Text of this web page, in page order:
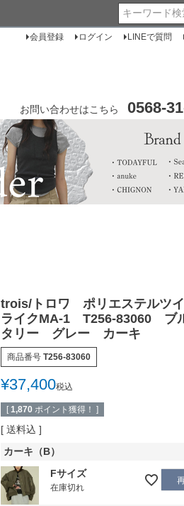
会員登録 ログイン LINEで質問
お問い合わせはこちら 0568-
trois/トロワ ポリエステルツイ
ライクMA-1 T256-83060 ブ
タリー グレー カーキ
商品番号 T256-83060
¥37,400税込
[ 1,870 ポイント獲得！ ]
送料込
カーキ（B）
Fサイズ
在庫切れ